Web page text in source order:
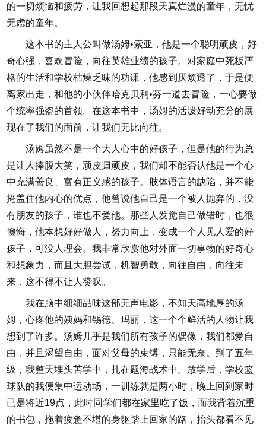
的一切烦恼和疲劳，让我回想起那段天真烂漫的童年，无忧
无虑的童年。
这本书的主人公叫做汤姆•索亚，他是一个聪明顽皮，好
奇心强，喜欢冒险，向往英雄业绩的孩子。对家庭中死板严
格的生活和学校枯燥乏味的功课，他感到厌烦透了，于是便
离家出走，和他的小伙伴哈克贝利•芬一道去冒险，一心要做
个统率强盗的首领。在这本书中，汤姆的活泼好动充分的展
现在了我们的面前，让我们无比向往。
汤姆虽然不是一个大人心中的好孩子，但是他的行为总
是让人捧腹大笑，顽皮归顽皮，我们却不能否认他是一个心
中充满善良、富有正义感的孩子。肢体语言的缺陷，并不能
掩盖住他内心的优点，他曾说他自己是一个被人抛弃的，没
有朋友的孩子，谁也不爱他。那些人发觉自己做错时，也很
懊悔，他本想好好做人，努力向上，变成一个人见人爱的好
孩子，可没人理会。我非常欣赏他对外面一切事物的好奇心
和想象力，而且大胆尝试，机智勇敢，向往自由，向往未
来，这不得不让人赞叹。
我在脑中细细品味这部无声电影，不知天高地厚的汤
姆，心疼他的姨妈和锡德、玛丽，这一个个鲜活的人物让我
想到了许多。汤姆几乎是我们所有孩子的偶像，我们都爱自
由，并且渴望自由，面对父母的束缚，只能无奈。到了五年
级，我整天埋头苦学中，扎在题海战术中。放学后，学校篮
球队的我便集中运动场，一训练就是两小时，晚上回到家时
已是将近19点，此时同学们都在家里吃了饭，而我背着沉重
的书包，拖着疲惫不堪的身躯踏上回家的路，抬头都看不见